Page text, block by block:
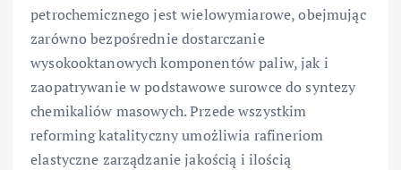
petrochemicznego jest wielowymiarowe, obejmując
zarówno bezpośrednie dostarczanie
wysokooktanowych komponentów paliw, jak i
zaopatrywanie w podstawowe surowce do syntezy
chemikaliów masowych. Przede wszystkim
reforming katalityczny umożliwia rafineriom
elastyczne zarządzanie jakością i ilością